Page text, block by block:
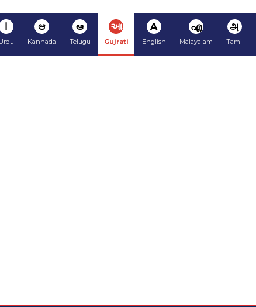
ا ಆ
Kannada
ఆ
Telugu
આ
Gujrati
A
English
എ
Malayalam
அ
Tamil